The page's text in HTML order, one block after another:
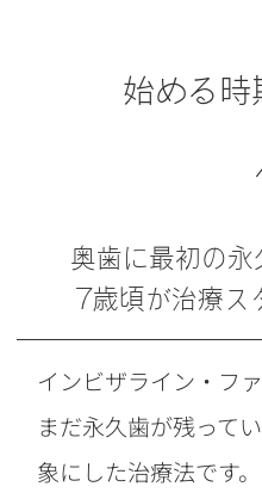
始める時
奥歯に最初の永
7歳頃が治療ス
インビザライン・フ
まだ永久歯が残って
象にした治療法です